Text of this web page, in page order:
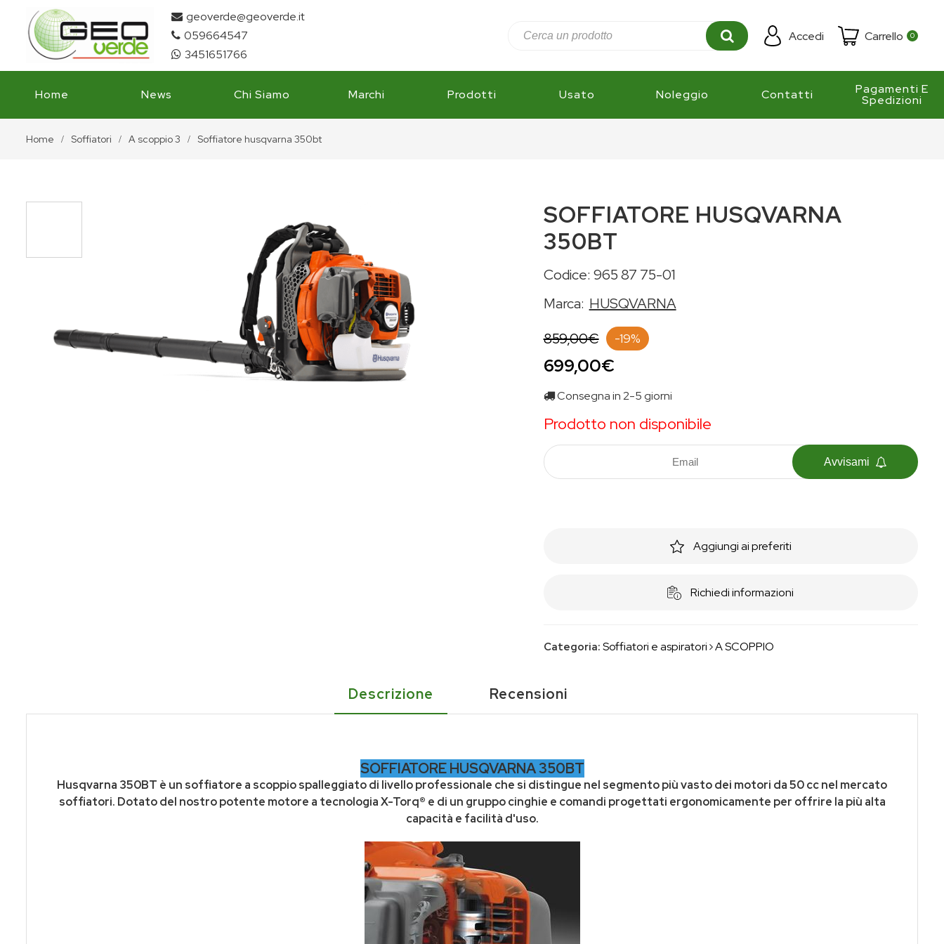
geoverde@geoverde.it
059664547
3451651766
Accedi Carrello 0
Home News Chi Siamo Marchi Prodotti Usato Noleggio Contatti Pagamenti E
Spedizioni
Home Soffiatori A scoppio 3 Soffiatore husqvarna 350bt
SOFFIATORE HUSQVARNA
350BT
Codice: 965 87 75-01
Marca: HUSQVARNA
859,00€
-19%
699,00€
Consegna in 2-5 giorni
Prodotto non disponibile
Avvisami
Aggiungi ai preferiti
Richiedi informazioni
Categoria: Soffiatori e aspiratori A SCOPPIO
Descrizione Recensioni
SOFFIATORE HUSQVARNA 350BT
Husqvarna 350BT è un soffiatore a scoppio spalleggiato di livello professionale che si distingue nel segmento più vasto dei motori da 50 cc nel mercato
soffiatori. Dotato del nostro potente motore a tecnologia X-Torq® e di un gruppo cinghie e comandi progettati ergonomicamente per offrire la più alta
capacità e facilità d'uso.